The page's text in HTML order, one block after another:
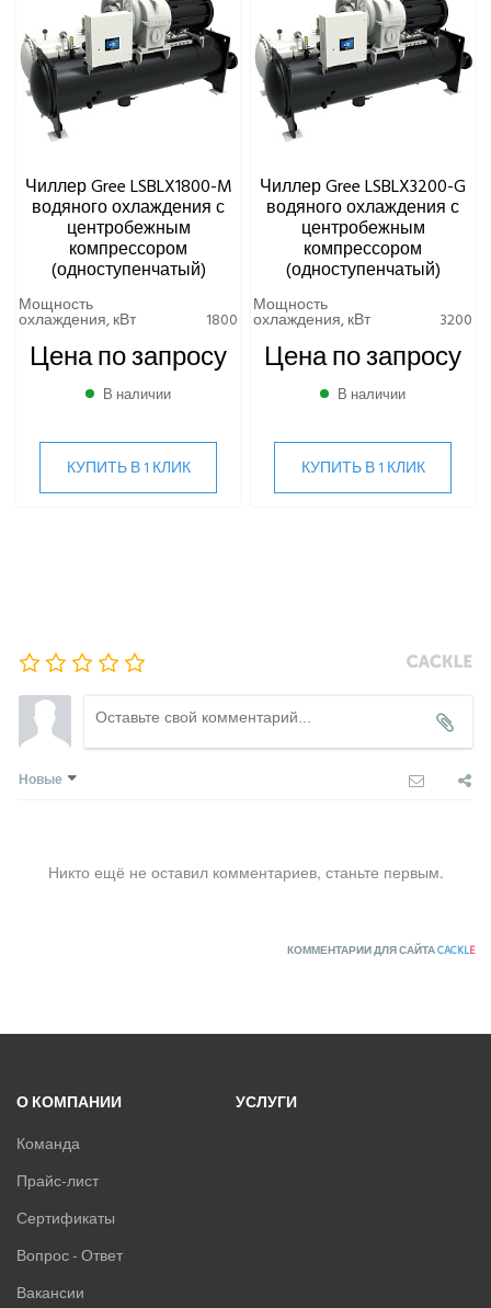
Чиллер Gree LSBLX1800-M
водяного охлаждения с
центробежным
компрессором
(одноступенчатый)
Мощность
охлаждения, кВт 1800
Цена по запросу
В наличии
КУПИТЬ В 1 КЛИК
Чиллер Gree LSBLX3200-G
водяного охлаждения с
центробежным
компрессором
(одноступенчатый)
Мощность
охлаждения, кВт 3200
Цена по запросу
В наличии
КУПИТЬ В 1 КЛИК
Новые
Никто ещё не оставил комментариев, станьте первым.
КОММЕНТАРИИ ДЛЯ САЙТАCACKLE
О КОМПАНИИ
Команда
Прайс-лист
Сертификаты
Вопрос - Ответ
Вакансии
УСЛУГИ